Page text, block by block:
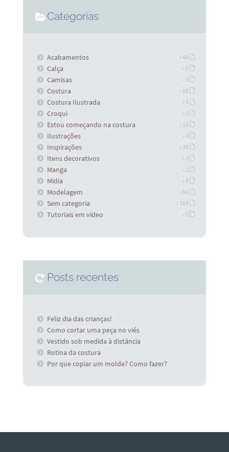
Categorias
Acabamentos » 44
Calça » 5
Camisas » 3
Costura » 66
Costura Ilustrada » 5
Croqui » 3
Estou começando na costura » 10
Ilustrações » 4
Inspirações » 38
Itens decorativos » 3
Manga » 2
Midia » 8
Modelagem » 56
Sem categoria » 169
Tutoriais em vídeo » 5
Posts recentes
Feliz dia das crianças!
Como cortar uma peça no viés
Vestido sob medida à distância
Rotina da costura
Por que copiar um molde? Como fazer?